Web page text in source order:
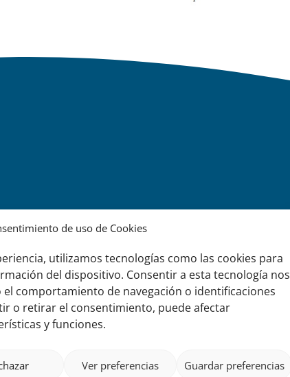
de uso de Cookies
utilizamos tecnologías como las cookies para
del dispositivo. Consentir a esta tecnología nos
comportamiento de navegación o identificaciones
o retirar el consentimiento, puede afectar
y funciones.
Ver preferencias Guardar preferencias